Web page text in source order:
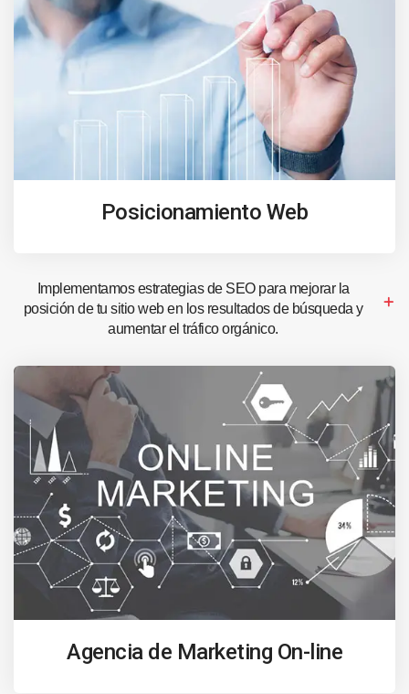
Posicionamiento Web
Implementamos estrategias de SEO para mejorar la
posición de tu sitio web en los resultados de búsqueda y
aumentar el tráfico orgánico.
Agencia de Marketing On-line